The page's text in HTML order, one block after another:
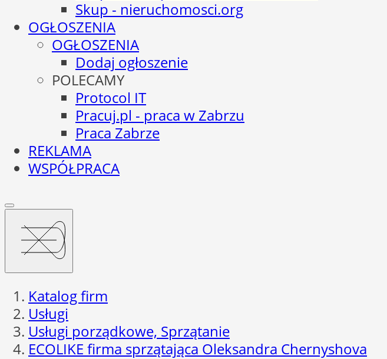
Skup - nieruchomosci.org
OGŁOSZENIA
OGŁOSZENIA
Dodaj ogłoszenie
POLECAMY
Protocol IT
Pracuj.pl - praca w Zabrzu
Praca Zabrze
REKLAMA
WSPÓŁPRACA
Katalog firm
Usługi
Usługi porządkowe, Sprzątanie
ECOLIKE firma sprzątająca Oleksandra Chernyshova